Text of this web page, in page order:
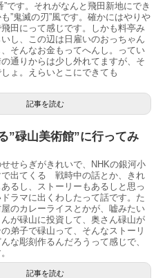
”です。それがなんと飛田新地にでき
”鬼滅の刃”風です。確かにはやりや
田にって感じです。しかも料亭み
し、この辺は日雇いのおっちゃん
そんなお金もってへんし。ってい
通りからは少し外れてますが、そ
ょ。えらいとこにできても
記事を読む
”碌山美術館”に行ってみ
せらぎがきれいで、NHKの銀河小
で出てくる 戦時中の話とか、きれ
るし、ストーリーもあるしと思っ
ラマに出くわしたって話です。た
のカレーライスとかが、嘘みたい
が碌山に投資して、奥さん碌山が
弟子で碌山って、そんなストーリ
な彫刻作るんだろうって感じで、
記事を読む